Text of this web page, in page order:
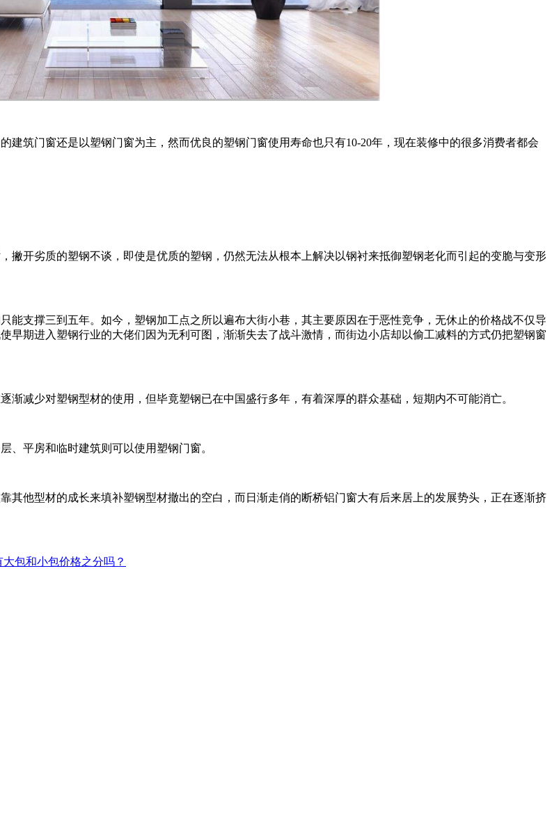
建筑门窗还是以塑钢门窗为主，然而优良的塑钢门窗使用寿命也只有10-20年，现在装修中的很多消费者都会
撇开劣质的塑钢不谈，即使是优质的塑钢，仍然无法从根本上解决以钢衬来抵御塑钢老化而引起的变脆与变形
能支撑三到五年。如今，塑钢加工点之所以遍布大街小巷，其主要原因在于恶性竞争，无休止的价格战不仅导
早期进入塑钢行业的大佬们因为无利可图，渐渐失去了战斗激情，而街边小店却以偷工减料的方式仍把塑钢窗
减少对塑钢型材的使用，但毕竟塑钢已在中国盛行多年，有着深厚的群众基础，短期内不可能消亡。
、平房和临时建筑则可以使用塑钢门窗。
其他型材的成长来填补塑钢型材撤出的空白，而日渐走俏的断桥铝门窗大有后来居上的发展势头，正在逐渐挤
包和小包价格之分吗？